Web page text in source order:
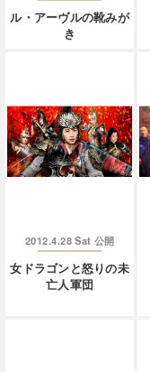
ル・アーヴルの靴みが
き
2012.4.28 Sat 公開
女ドラゴンと怒りの未
亡人軍団